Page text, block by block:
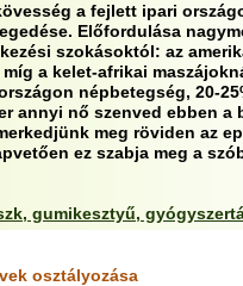
a fejlett ipari
Előfordulása
szokásoktól: az
míg a kelet-afrikai
népbetegség, 20-
annyi nő szenved ebben a
meg röviden az
ez szabja meg a
gumikesztyű,
osztályozása